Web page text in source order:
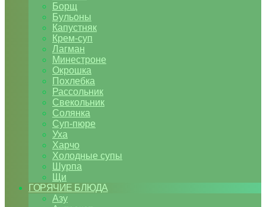
Борщ
Бульоны
Капустняк
Крем-суп
Лагман
Минестроне
Окрошка
Похлебка
Рассольник
Свекольник
Солянка
Суп-пюре
Уха
Харчо
Холодные супы
Шурпа
Щи
ГОРЯЧИЕ БЛЮДА
Азу